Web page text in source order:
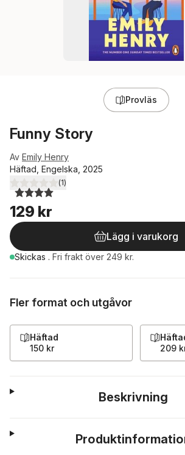
Provläs
Funny Story
Av Emily Henry
Häftad, Engelska, 2025
4,0utav 5 stjärnor. Totalt antal röster:
(1)
129 kr
Lägg i varukorg
Skickas . Fri frakt över 249 kr.
Fler format och utgåvor
Häftad
150 kr
209
Beskrivning